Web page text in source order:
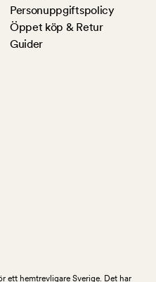
Personuppgiftspolicy
Öppet köp & Retur
Guider
ett hemtrevligare Sverige. Det har